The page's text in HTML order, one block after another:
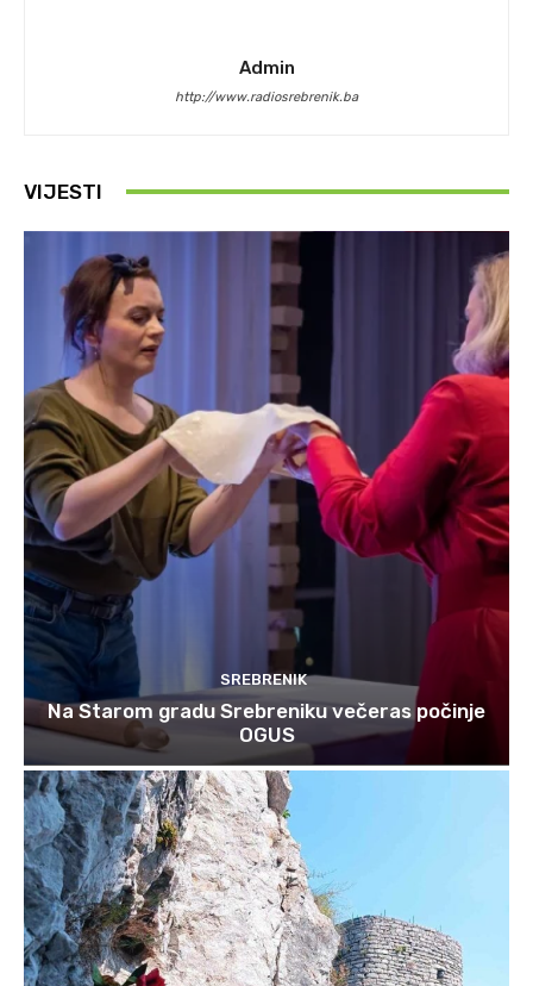
Admin
http://www.radiosrebrenik.ba
VIJESTI
SREBRENIK
Na Starom gradu Srebreniku večeras počinje
OGUS